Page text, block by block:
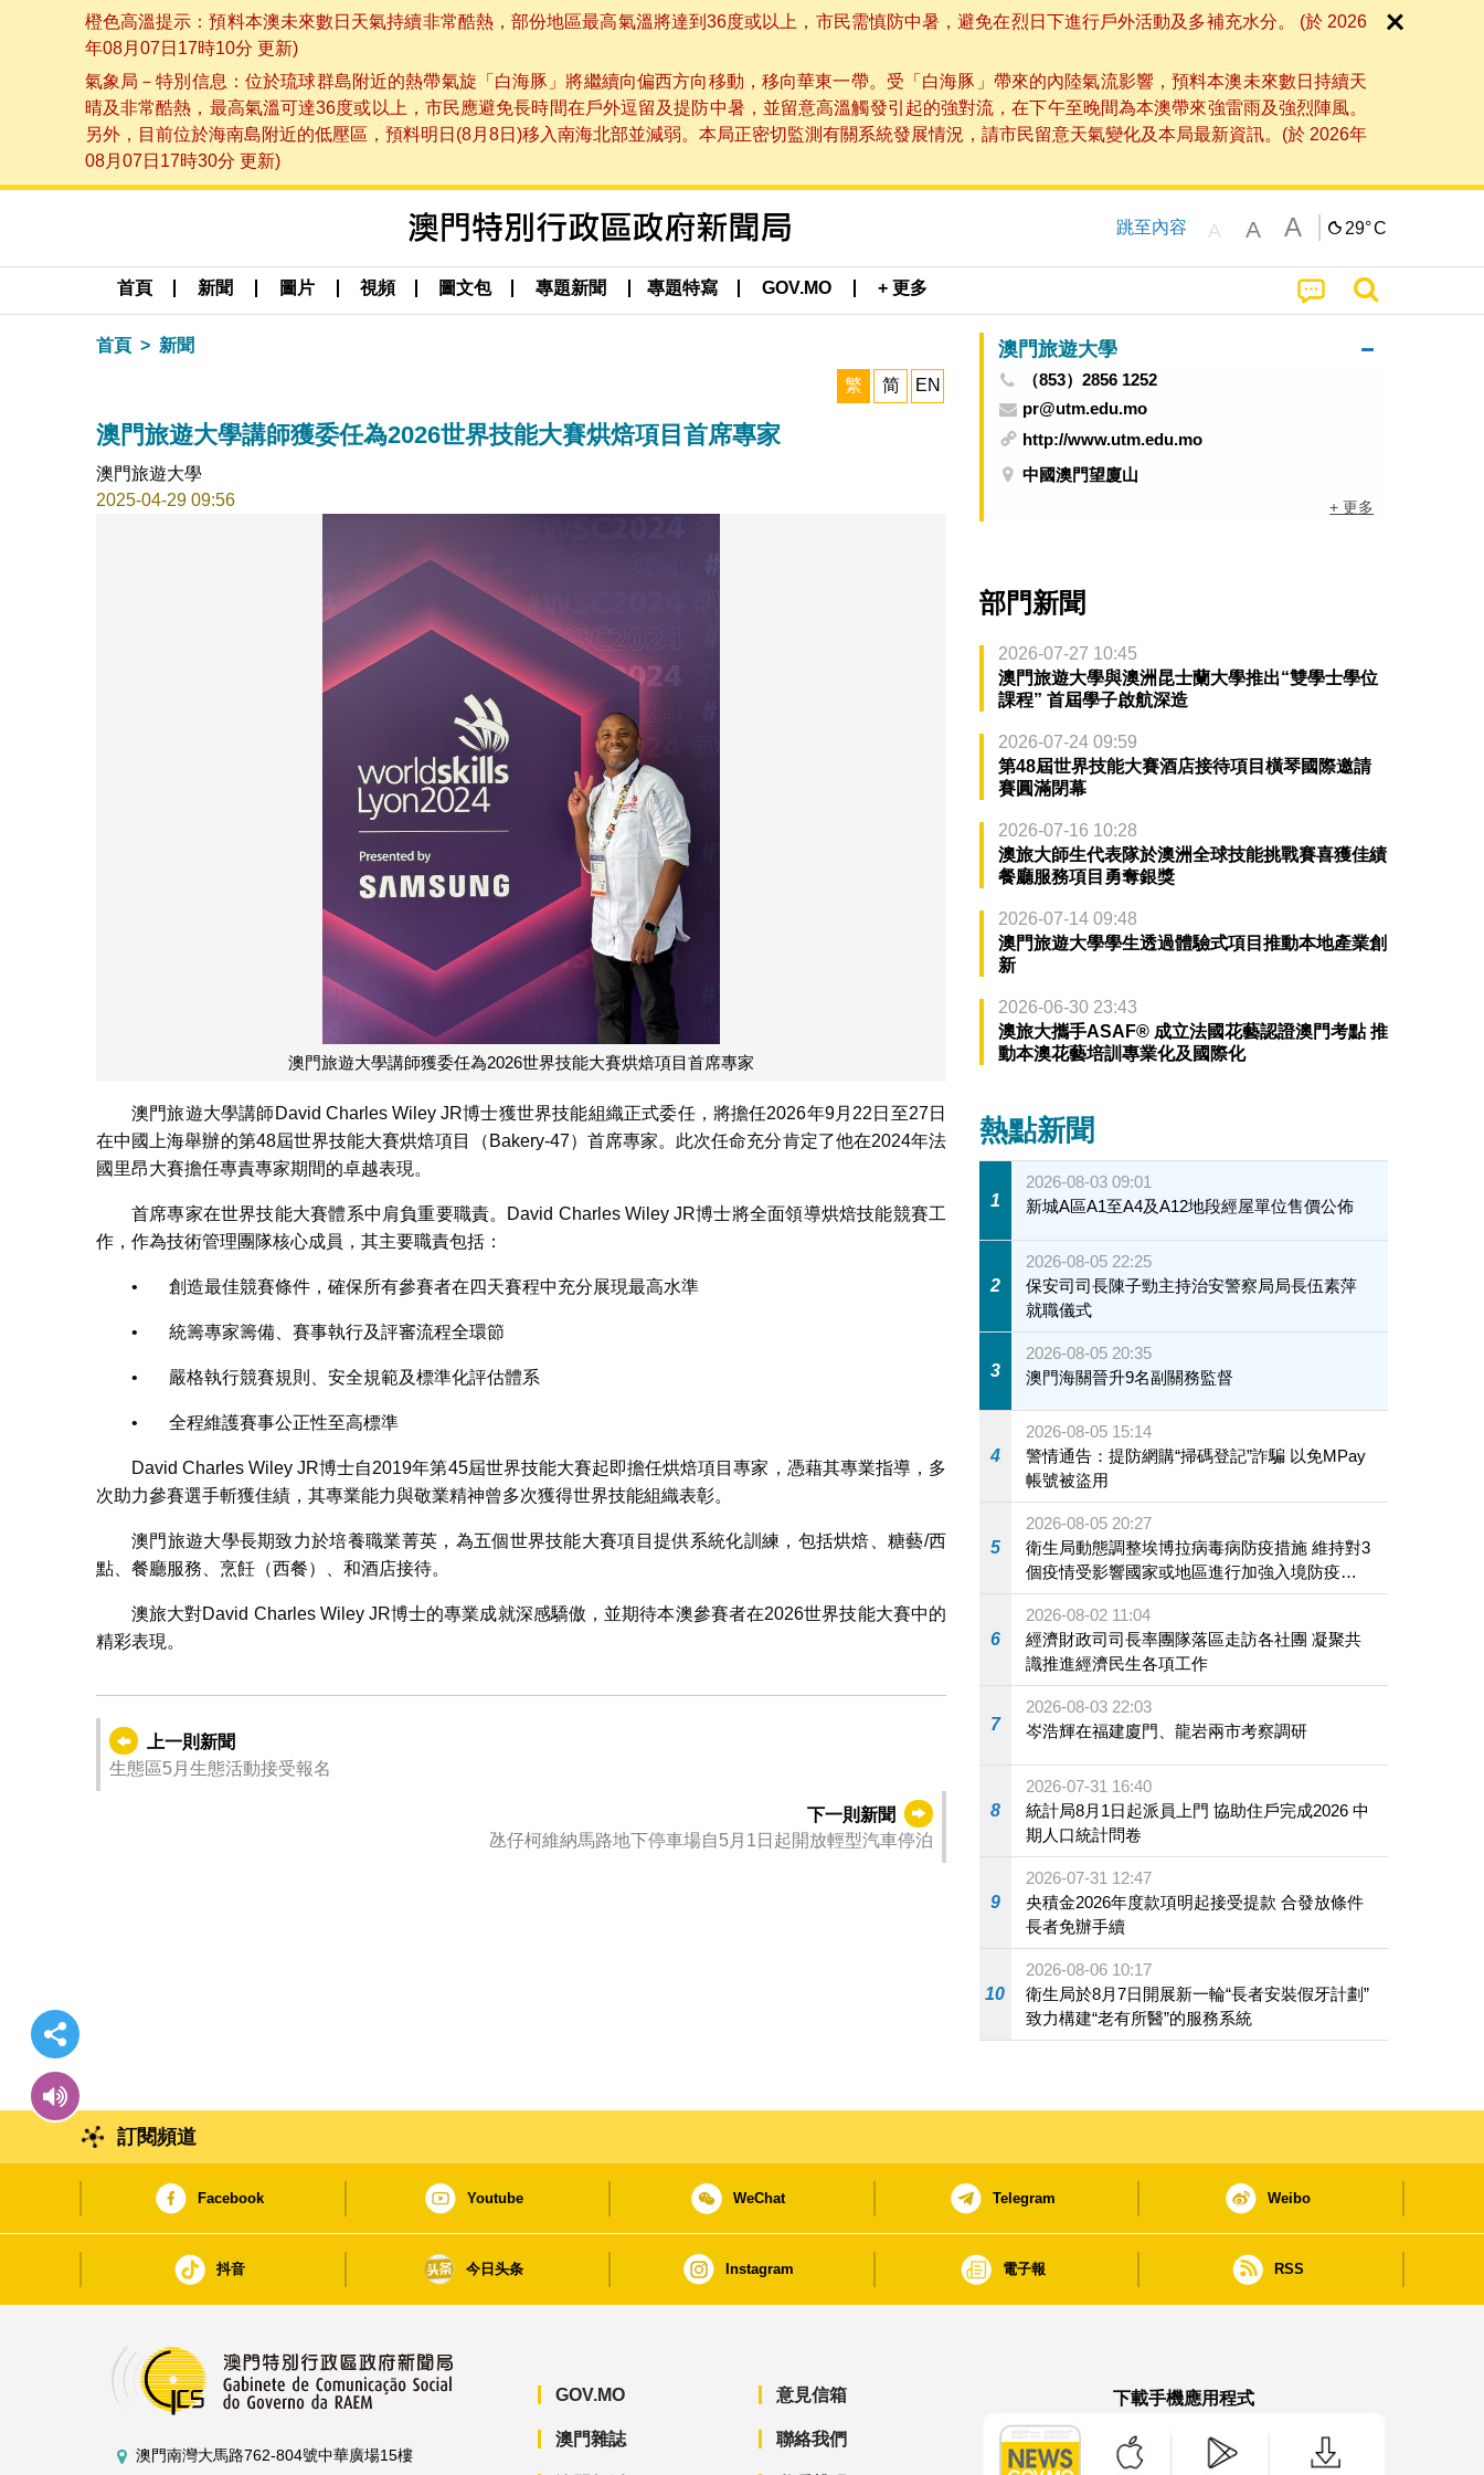
橙色高溫提示：預料本澳未來數日天氣持續非常酷熱，部份地區最高氣溫將達到36度或以上，市民需慎防中暑，避免在烈日下進行戶外活動及多補充水分。 (於 2026
年08月07日17時10分 更新)
氣象局－特別信息：位於琉球群島附近的熱帶氣旋「白海豚」將繼續向偏西方向移動，移向華東一帶。受「白海豚」帶來的內陸氣流影響，預料本澳未來數日持續天
晴及非常酷熱，最高氣溫可達36度或以上，市民應避免長時間在戶外逗留及提防中暑，並留意高溫觸發引起的強對流，在下午至晚間為本澳帶來強雷雨及強烈陣風。
另外，目前位於海南島附近的低壓區，預料明日(8月8日)移入南海北部並減弱。本局正密切監測有關系統發展情況，請市民留意天氣變化及本局最新資訊。(於 2026年
08月07日17時30分 更新)
跳至內容 A A A 29°C
首頁 新聞 圖片 視頻 圖文包 專題新聞 專題特寫 GOV.MO + 更多
首頁 新聞
繁 简 EN
澳門旅遊大學講師獲委任為2026世界技能大賽烘焙項目首席專家
澳門旅遊大學
2025-04-29 09:56
澳門旅遊大學講師獲委任為2026世界技能大賽烘焙項目首席專家
澳門旅遊大學講師David Charles Wiley JR博士獲世界技能組織正式委任，將擔任2026年9月22日至27日
在中國上海舉辦的第48屆世界技能大賽烘焙項目（Bakery-47）首席專家。此次任命充分肯定了他在2024年法
國里昂大賽擔任專責專家期間的卓越表現。
首席專家在世界技能大賽體系中肩負重要職責。David Charles Wiley JR博士將全面領導烘焙技能競賽工
作，作為技術管理團隊核心成員，其主要職責包括：
• 創造最佳競賽條件，確保所有參賽者在四天賽程中充分展現最高水準
• 統籌專家籌備、賽事執行及評審流程全環節
• 嚴格執行競賽規則、安全規範及標準化評估體系
• 全程維護賽事公正性至高標準
David Charles Wiley JR博士自2019年第45屆世界技能大賽起即擔任烘焙項目專家，憑藉其專業指導，多
次助力參賽選手斬獲佳績，其專業能力與敬業精神曾多次獲得世界技能組織表彰。
澳門旅遊大學長期致力於培養職業菁英，為五個世界技能大賽項目提供系統化訓練，包括烘焙、糖藝/西
點、餐廳服務、烹飪（西餐）、和酒店接待。
澳旅大對David Charles Wiley JR博士的專業成就深感驕傲，並期待本澳參賽者在2026世界技能大賽中的
精彩表現。
上一則新聞
生態區5月生態活動接受報名
下一則新聞
氹仔柯維納馬路地下停車場自5月1日起開放輕型汽車停泊
澳門旅遊大學
（853）2856 1252
pr@utm.edu.mo
http://www.utm.edu.mo
中國澳門望廈山
+ 更多
部門新聞
2026-07-27 10:45
澳門旅遊大學與澳洲昆士蘭大學推出“雙學士學位
課程” 首屆學子啟航深造
2026-07-24 09:59
第48屆世界技能大賽酒店接待項目橫琴國際邀請
賽圓滿閉幕
2026-07-16 10:28
澳旅大師生代表隊於澳洲全球技能挑戰賽喜獲佳績
餐廳服務項目勇奪銀獎
2026-07-14 09:48
澳門旅遊大學學生透過體驗式項目推動本地產業創
新
2026-06-30 23:43
澳旅大攜手ASAF® 成立法國花藝認證澳門考點 推
動本澳花藝培訓專業化及國際化
熱點新聞
1
2026-08-03 09:01
新城A區A1至A4及A12地段經屋單位售價公佈
2
2026-08-05 22:25
保安司司長陳子勁主持治安警察局局長伍素萍
就職儀式
3
2026-08-05 20:35
澳門海關晉升9名副關務監督
4
2026-08-05 15:14
警情通告：提防網購“掃碼登記”詐騙 以免MPay
帳號被盜用
5
2026-08-05 20:27
衛生局動態調整埃博拉病毒病防疫措施 維持對3
個疫情受影響國家或地區進行加強入境防疫措
施
6
2026-08-02 11:04
經濟財政司司長率團隊落區走訪各社團 凝聚共
識推進經濟民生各項工作
7
2026-08-03 22:03
岑浩輝在福建廈門、龍岩兩市考察調研
8
2026-07-31 16:40
統計局8月1日起派員上門 協助住戶完成2026 中
期人口統計問卷
9
2026-07-31 12:47
央積金2026年度款項明起接受提款 合發放條件
長者免辦手續
10
2026-08-06 10:17
衛生局於8月7日開展新一輪“長者安裝假牙計劃”
致力構建“老有所醫”的服務系統
訂閱頻道
Facebook Youtube WeChat Telegram Weibo
抖音 今日头条 Instagram 電子報 RSS
澳門南灣大馬路762-804號中華廣場15樓
GOV.MO
澳門雜誌
意見信箱
聯絡我們
下載手機應用程式